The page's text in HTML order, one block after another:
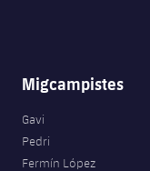
Migcampistes
Gavi
Pedri
Fermín López